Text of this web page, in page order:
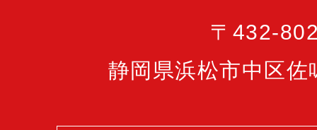
〒432-
静岡県浜松市中区